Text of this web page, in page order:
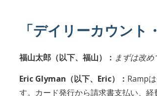
「デイリーカウン
福山太郎（以下、福山）： まずは改
Eric Glyman（以下、Eric）： Ramp
す。カード発行から請求書支払い、